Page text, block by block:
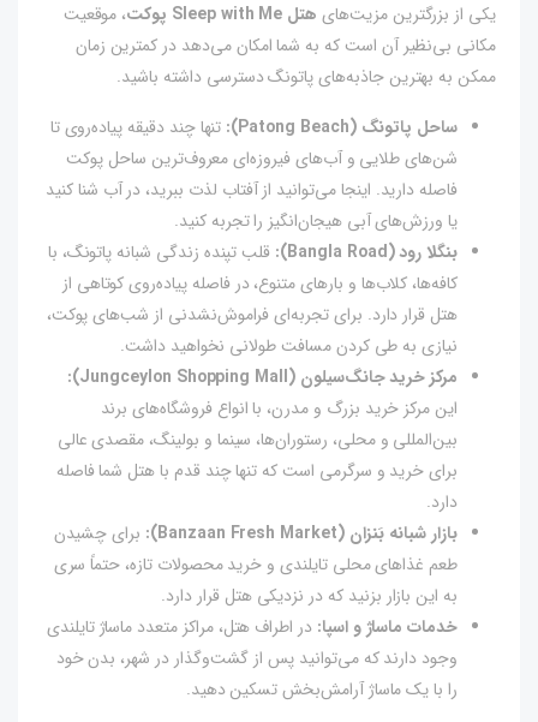
یکی از بزرگترین مزیت‌های هتل Sleep with Me پوکت
، موقعیت
مکانی بی‌نظیر آن است که به شما امکان می‌دهد در کمترین زمان
ممکن به بهترین جاذبه‌های پاتونگ دسترسی داشته باشید.
ساحل پاتونگ (Patong Beach):
تنها چند دقیقه پیاده‌روی تا
شن‌های طلایی و آب‌های فیروزه‌ای معروف‌ترین ساحل پوکت
فاصله دارید. اینجا می‌توانید از آفتاب لذت ببرید، در آب شنا کنید
یا ورزش‌های آبی هیجان‌انگیز را تجربه کنید.
بنگلا رود (Bangla Road):
قلب تپنده زندگی شبانه پاتونگ، با
کافه‌ها، کلاب‌ها و بارهای متنوع، در فاصله پیاده‌روی کوتاهی از
هتل قرار دارد. برای تجربه‌ای فراموش‌نشدنی از شب‌های پوکت،
نیازی به طی کردن مسافت طولانی نخواهید داشت.
مرکز خرید جانگ‌سیلون (Jungceylon Shopping Mall):
این مرکز خرید بزرگ و مدرن، با انواع فروشگاه‌های برند
بین‌المللی و محلی، رستوران‌ها، سینما و بولینگ، مقصدی عالی
برای خرید و سرگرمی است که تنها چند قدم با هتل شما فاصله
دارد.
بازار شبانه بَنزان (Banzaan Fresh Market):
برای چشیدن
طعم غذاهای محلی تایلندی و خرید محصولات تازه، حتماً سری
به این بازار بزنید که در نزدیکی هتل قرار دارد.
خدمات ماساژ و اسپا: در اطراف هتل، مراکز متعدد ماساژ تایلندی
وجود دارند که می‌توانید پس از گشت‌وگذار در شهر، بدن خود
را با یک ماساژ آرامش‌بخش تسکین دهید.